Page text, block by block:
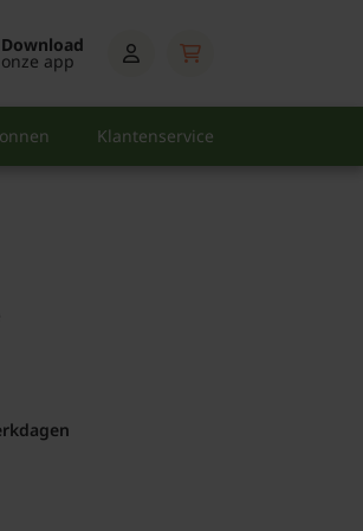
Download
onze app
Klantenservice